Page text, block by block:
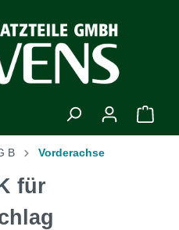
B Vorderachse
für